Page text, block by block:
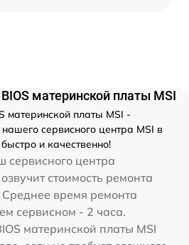
материнской платы MSI
материнской платы MSI -
сервисного центра MSI в
и качественно!
сервисного центра
стоимость ремонта
время ремонта
сервисном - 2 часа.
материнской платы MSI